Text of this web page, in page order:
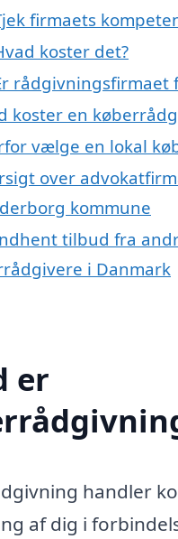
firmaets
koster det?
rådgivningsfirmaet
koster en
vælge en lokal
over
kommune
tilbud fra
i Danmark
er
handler
af dig i